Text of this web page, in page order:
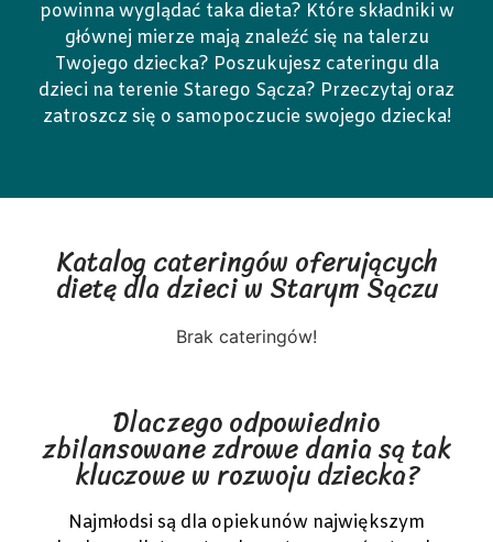
powinna wyglądać taka dieta? Które składniki w
głównej mierze mają znaleźć się na talerzu
Twojego dziecka? Poszukujesz cateringu dla
dzieci na terenie Starego Sącza? Przeczytaj oraz
zatroszcz się o samopoczucie swojego dziecka!
Katalog cateringów oferujących
dietę dla dzieci w Starym Sączu
Brak cateringów!
Dlaczego odpowiednio
zbilansowane zdrowe dania są tak
kluczowe w rozwoju dziecka?
Najmłodsi są dla opiekunów największym